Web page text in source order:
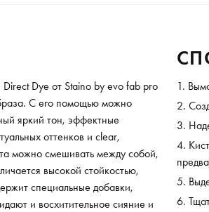
Dye от Staino by evo fab pro
С его помощью можно
яркий тон, эффектные
оттенков и clear,
можно смешивать между собой,
высокой стойкостью,
специальные добавки,
и восхитительное сияние и